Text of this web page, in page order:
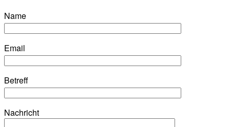
Name
Email
Betreff
Nachricht